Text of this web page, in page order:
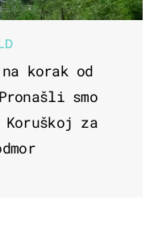
korak od
smo
za